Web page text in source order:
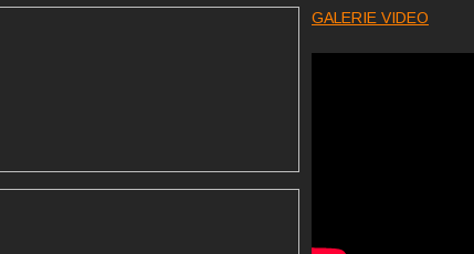
GALERIE VIDEO